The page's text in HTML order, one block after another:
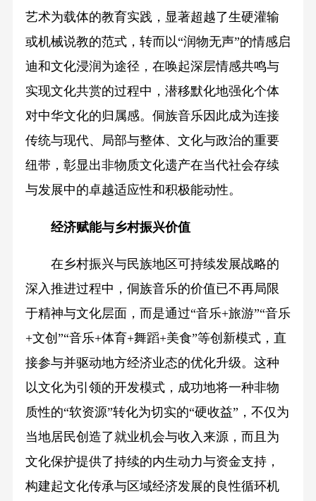
艺术为载体的教育实践，显著超越了生硬灌输
或机械说教的范式，转而以“润物无声”的情感启
迪和文化浸润为途径，在唤起深层情感共鸣与
实现文化共赏的过程中，潜移默化地强化个体
对中华文化的归属感。侗族音乐因此成为连接
传统与现代、局部与整体、文化与政治的重要
纽带，彰显出非物质文化遗产在当代社会存续
与发展中的卓越适应性和积极能动性。
经济赋能与乡村振兴价值
在乡村振兴与民族地区可持续发展战略的
深入推进过程中，侗族音乐的价值已不再局限
于精神与文化层面，而是通过“音乐+旅游”“音乐
+文创”“音乐+体育+舞蹈+美食”等创新模式，直
接参与并驱动地方经济业态的优化升级。这种
以文化为引领的开发模式，成功地将一种非物
质性的“软资源”转化为切实的“硬收益”，不仅为
当地居民创造了就业机会与收入来源，而且为
文化保护提供了持续的内生动力与资金支持，
构建起文化传承与区域经济发展的良性循环机